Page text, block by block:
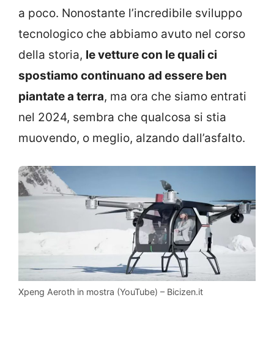
a poco. Nonostante l’incredibile sviluppo
tecnologico che abbiamo avuto nel corso
della storia, le vetture con le quali ci
spostiamo continuano ad essere ben
piantate a terra, ma ora che siamo entrati
nel 2024, sembra che qualcosa si stia
muovendo, o meglio, alzando dall’asfalto.
Xpeng Aeroth in mostra (YouTube) – Bicizen.it